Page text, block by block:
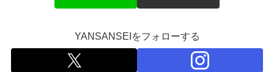
YANSANSEIをフォローする